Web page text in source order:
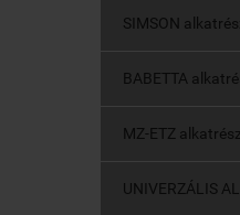
SIMSON
BABETTA
MZ-ETZ
UNIVERZÁLIS